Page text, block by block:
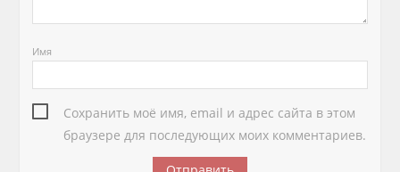
Имя
Сохранить моё имя, email и адрес сайта в этом
браузере для последующих моих комментариев.